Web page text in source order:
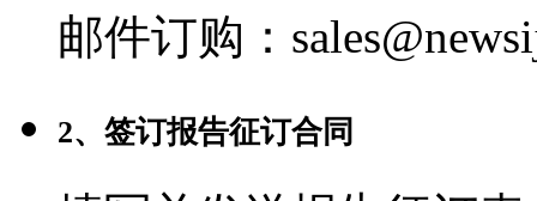
邮件订购：
2、签订报告征订合同